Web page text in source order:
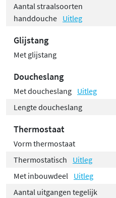
Aantal straalsoorten
handdouche Uitleg
Glijstang
Met glijstang
Doucheslang
Met doucheslang Uitleg
Lengte doucheslang
Thermostaat
Vorm thermostaat
Thermostatisch
Uitleg
Met inbouwdeel Uitleg
Aantal uitgangen tegelijk